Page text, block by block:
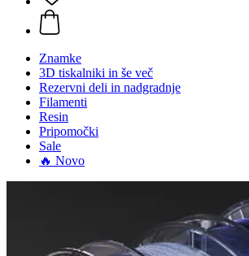
Znamke
3D tiskalniki in še več
Rezervni deli in nadgradnje
Filamenti
Resin
Pripomočki
Sale
🔥 Novo